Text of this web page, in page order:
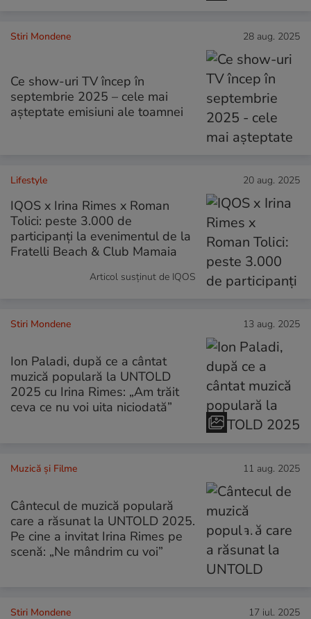
Stiri Mondene 28 aug. 2025
Ce show-uri TV încep în
septembrie 2025 – cele mai
așteptate emisiuni ale toamnei
Lifestyle 20 aug. 2025
IQOS x Irina Rimes x Roman
Tolici: peste 3.000 de
participanți la evenimentul de la
Fratelli Beach & Club Mamaia
Articol susținut de IQOS
Stiri Mondene 13 aug. 2025
Ion Paladi, după ce a cântat
muzică populară la UNTOLD
2025 cu Irina Rimes: „Am trăit
ceva ce nu voi uita niciodată”
Muzică și Filme 11 aug. 2025
Cântecul de muzică populară
care a răsunat la UNTOLD 2025.
Pe cine a invitat Irina Rimes pe
scenă: „Ne mândrim cu voi”
Stiri Mondene 17 iul. 2025